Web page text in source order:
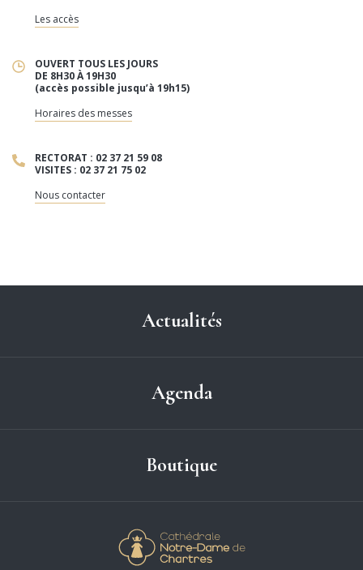
Les accès
OUVERT TOUS LES JOURS
DE 8H30 À 19H30
(accès possible jusqu’à 19h15)
Horaires des messes
RECTORAT : 02 37 21 59 08
VISITES : 02 37 21 75 02
Nous contacter
Actualités
Agenda
Boutique